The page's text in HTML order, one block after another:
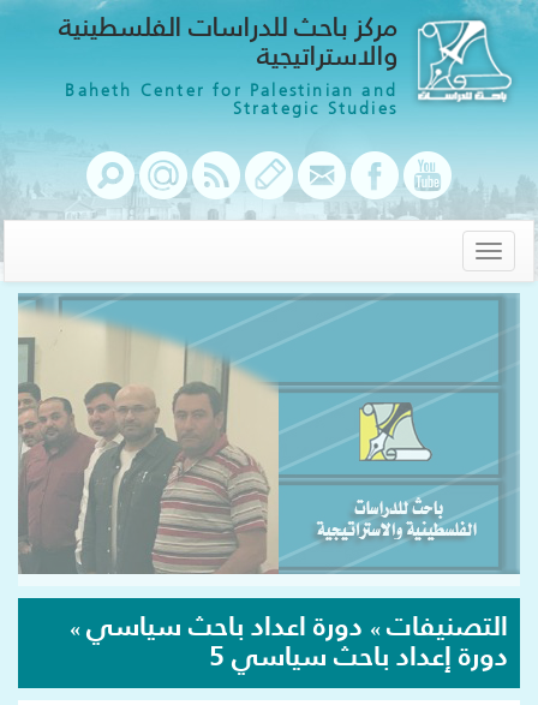
مركز باحث للدراسات الفلسطينية
والاستراتيجية
Baheth Center for Palestinian and
Strategic Studies
Toggle
navigation
التصنيفات » دورة اعداد باحث سياسي »
دورة إعداد باحث سياسي 5